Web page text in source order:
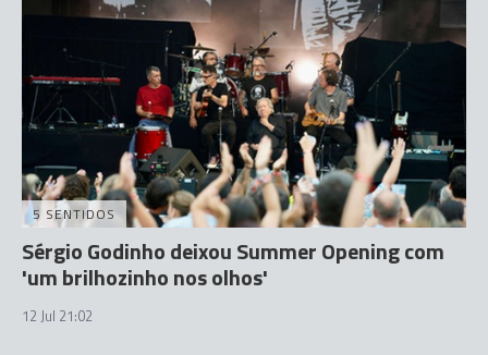
5 SENTIDOS
Sérgio Godinho deixou Summer Opening com
'um brilhozinho nos olhos'
12 Jul 21:02